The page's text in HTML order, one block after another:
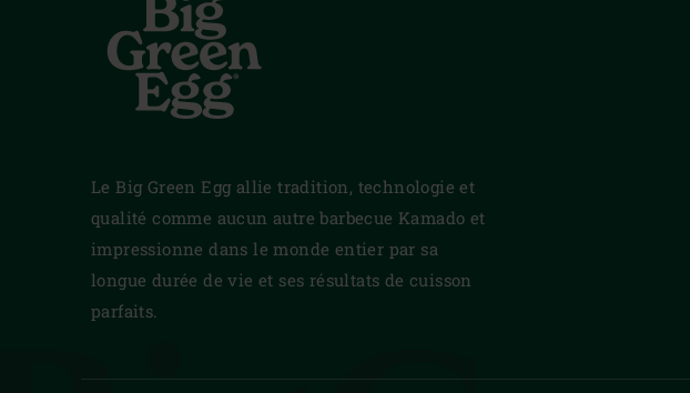
Le Big Green Egg allie tradition, technologie et
qualité comme aucun autre barbecue Kamado et
impressionne dans le monde entier par sa
longue durée de vie et ses résultats de cuisson
parfaits.